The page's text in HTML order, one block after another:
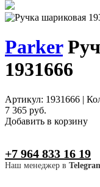
Parker
1931666
Артикул: 1931666 |
7 365 руб.
Добавить в корзину
+7 964 833 16 19
Наш менеджер в